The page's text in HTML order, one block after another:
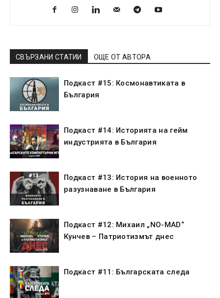
СВЪРЗАНИ СТАТИИ ОЩЕ ОТ АВТОРА
Подкаст #15: Космонавтиката в
България
Подкаст #14: Историята на гейм
индустрията в България
Подкаст #13: История на военното
разузнаване в България
Подкаст #12: Михаил „NO-MAD“
Кунчев – Патриотизмът днес
Подкаст #11: Българската следа